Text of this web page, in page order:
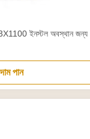
ইনস্টল অবস্থান জন্য
পান